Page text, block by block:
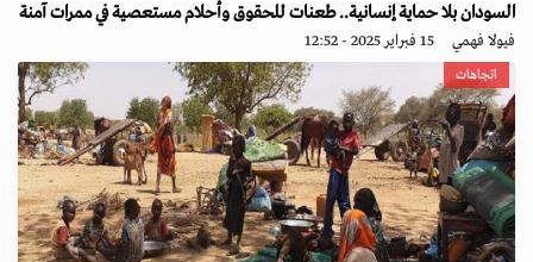
السودان بلا حماية إنسانية.. طعنات للحقوق وأحلام مستعصية في ممرات آمنة
فيولا فهمي 15 فبراير 2025 - 12:52
اتجاهات